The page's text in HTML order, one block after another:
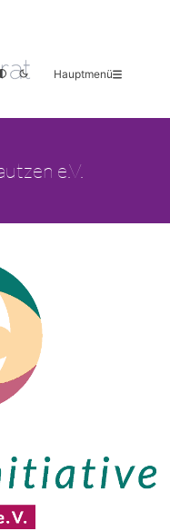
Hauptmenü
e.V.